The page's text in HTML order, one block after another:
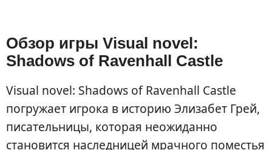
Обзор игры Visual novel:
Shadows of Ravenhall Castle
Visual novel: Shadows of Ravenhall Castle
погружает игрока в историю Элизабет Грей,
писательницы, которая неожиданно
становится наследницей мрачного поместья